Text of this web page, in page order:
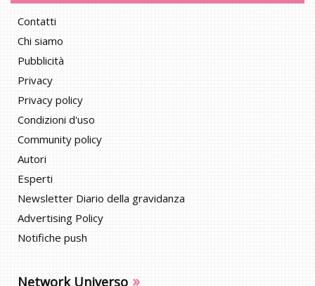
Contatti
Chi siamo
Pubblicità
Privacy
Privacy policy
Condizioni d'uso
Community policy
Autori
Esperti
Newsletter Diario della gravidanza
Advertising Policy
Notifiche push
Network Universo »